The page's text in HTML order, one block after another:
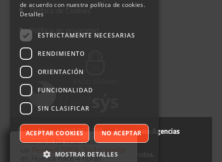
Política de Cookies
Política de privacidad
Llama Ahora al 652 952 388
Acceso para Agencias
©Autofurgo. Todos los derechos Reservados.
Susana Bha reservado
Peugeot 5008, 5+2 o similar
en Huesca hace 4 horas
de acuerdo con nuestra política de cookies.
Detalles
ESTRICTAMENTE NECESARIAS
RENDIMIENTO
ORIENTACIÓN
FUNCIONALIDAD
SIN CLASIFICAR
ACEPTAR COOKIES NO ACEPTAR
MOSTRAR DETALLES